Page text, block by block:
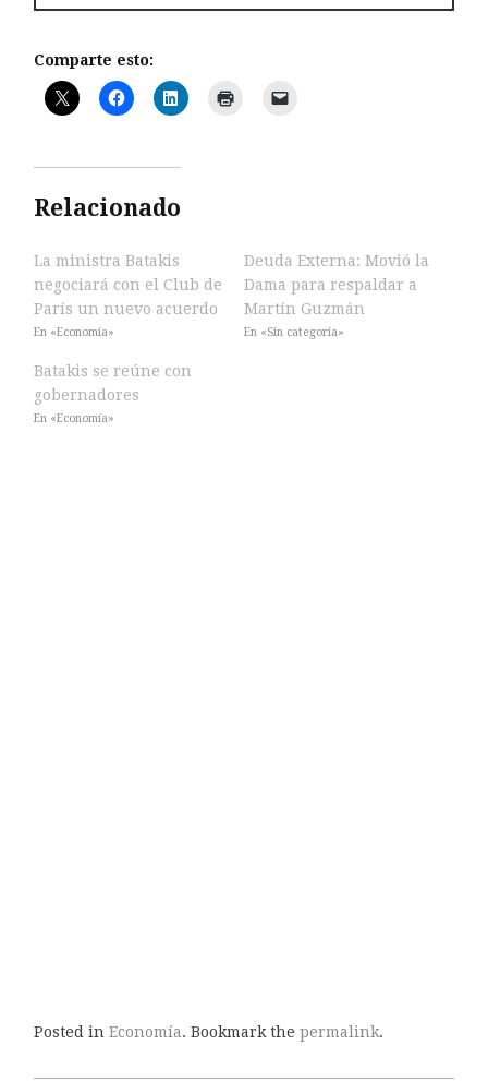
Comparte esto:
Relacionado
La ministra Batakis
negociará con el Club de
París un nuevo acuerdo
En «Economía»
Deuda Externa: Movió la
Dama para respaldar a
Martín Guzmán
En «Sin categoría»
Batakis se reúne con
gobernadores
En «Economía»
Posted in Economía. Bookmark the permalink.